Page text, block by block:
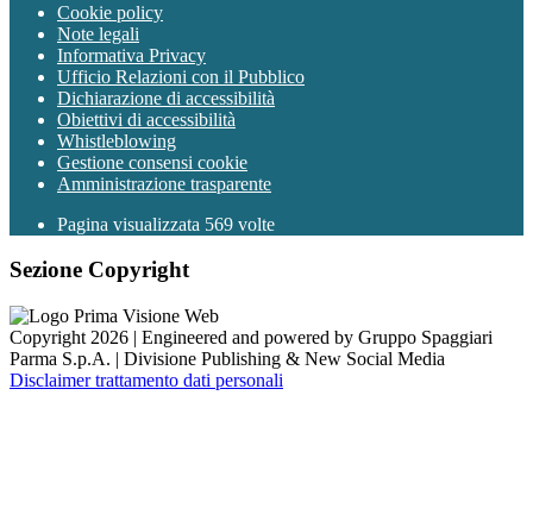
Cookie policy
Note legali
Informativa Privacy
Ufficio Relazioni con il Pubblico
Dichiarazione di accessibilità
Obiettivi di accessibilità
Whistleblowing
Gestione consensi cookie
Amministrazione trasparente
Pagina visualizzata 569 volte
Sezione Copyright
Copyright 2026 | Engineered and powered by Gruppo Spaggiari
Parma S.p.A. | Divisione Publishing & New Social Media
Disclaimer trattamento dati personali